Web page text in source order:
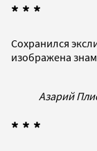
* * *
Сохранился
изображена
Азарий
* * *